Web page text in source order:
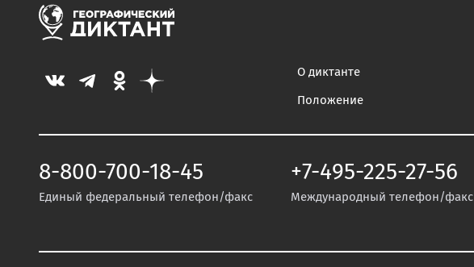
О диктанте
Положение
8-800-700-18-45
Единый федеральный телефон/факс
+7-495-225-27-56
Международный телефон/факс